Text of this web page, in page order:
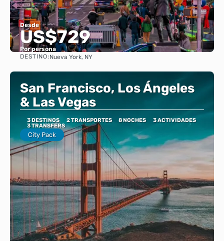
Desde
US$729
Por persona
DESTINO:Nueva York, NY
San Francisco, Los Ángeles
& Las Vegas
3 DESTINOS 2 TRANSPORTES 8 NOCHES
3 ACTIVIDADES
3 TRANSFERS
City Pack